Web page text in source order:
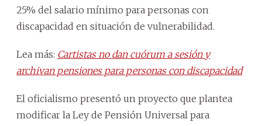
25% del salario mínimo para personas con
discapacidad en situación de vulnerabilidad.
Lea más: Cartistas no dan cuórum a sesión y
archivan pensiones para personas con discapacidad
El oficialismo presentó un proyecto que plantea
modificar la Ley de Pensión Universal para